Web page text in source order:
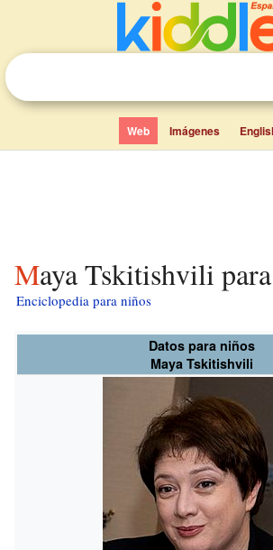
Web Imágenes
Maya Tskitishvili
Enciclopedia para niños
Datos para niños
Maya Tskitishvili